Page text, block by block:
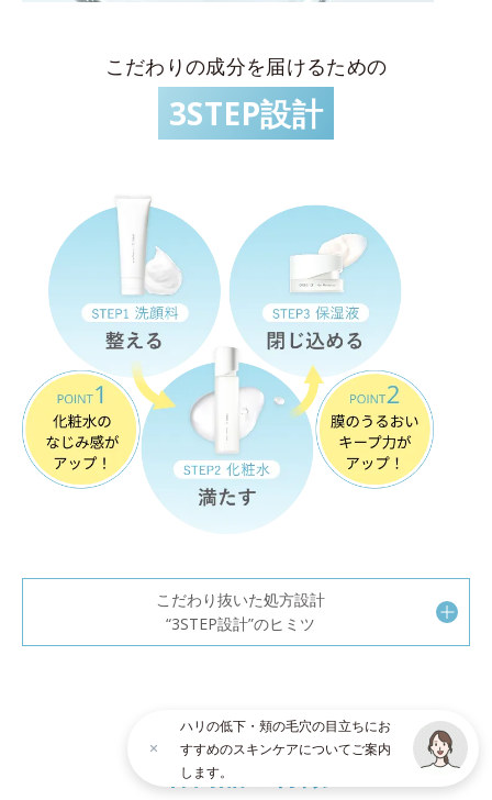
こだわりの成分を届けるための
3STEP設計
こだわり抜いた処方設計
“3STEP設計”のヒミツ
オルビスユー シリーズ
各商品の特徴
ハリの低下・頬の毛穴の目立ちにお
すすめのスキンケアについてご案内
します。